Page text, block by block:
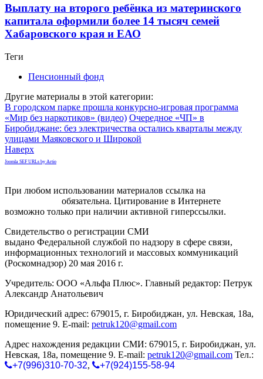
Выплату на второго ребёнка из материнского
капитала оформили более 14 тысяч семей
Хабаровского края и ЕАО
Теги
Пенсионный фонд
Другие материалы в этой категории:
В городском парке прошла конкурсно-игровая программа
«Мир без наркотиков» (видео) Очередное «ЧП» в
Биробиджане: без электричества остались кварталы между
улицами Маяковского и Широкой
Наверх
Joomla SEF URLs by Artio
При любом использовании материалов ссылка на
обязательна. Цитирование в Интернете
возможно только при наличии активной гиперссылки.
Свидетельство о регистрации СМИ
выдано Федеральной службой по надзору в сфере связи,
информационных технологий и массовых коммуникаций
(Роскомнадзор) 20 мая 2016 г.
Учредитель: ООО «Альфа Плюс». Главный редактор: Петрук
Александр Анатольевич
Юридический адрес: 679015, г. Биробиджан, ул. Невская, 18а,
помещение 9. E-mail: petruk120@gmail.com
Адрес нахождения редакции СМИ: 679015, г. Биробиджан, ул.
Невская, 18а, помещение 9. E-mail: petruk120@gmail.com Тел.:
+7(996)310-70-32, +7(924)155-58-94